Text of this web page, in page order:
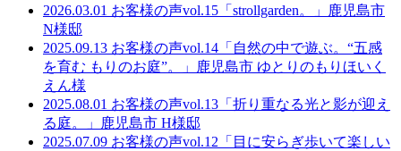
2026.03.01 お客様の声vol.15「strollgarden。」鹿児島市
N様邸
2025.09.13 お客様の声vol.14「自然の中で遊ぶ。“五感
を育む もりのお庭”。」鹿児島市 ゆとりのもりほいく
えん様
2025.08.01 お客様の声vol.13「折り重なる光と影が迎え
る庭。」鹿児島市 H様邸
2025.07.09 お客様の声vol.12「目に安らぎ歩いて楽しい